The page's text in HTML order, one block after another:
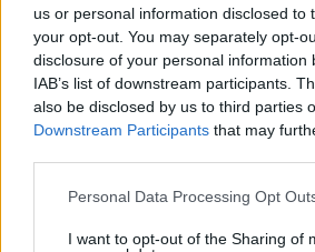
us or personal information disclosed to
your opt-out. You may separately opt-
disclosure of your personal information
IAB’s list of downstream participants.
also be disclosed by us to third parties
Downstream Participants that may
Please note that this website/app uses
not limited to your visit or usage
Personal Data Processing Opt
I want to opt-out of the Sharing of
τόπους αρμοδίων φορέων,
Για πληροφορίες και
την επικρατούσα κατάσταση
του οδικού δικτύου λόγω
υδάτων σε αυτό, οι πολίτες
επισκεφθούν την ιστοσελίδα